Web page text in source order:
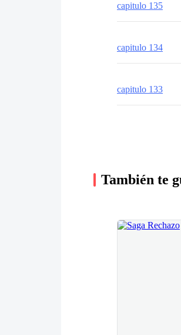
capitulo 135
capitulo 134
capitulo 133
También te